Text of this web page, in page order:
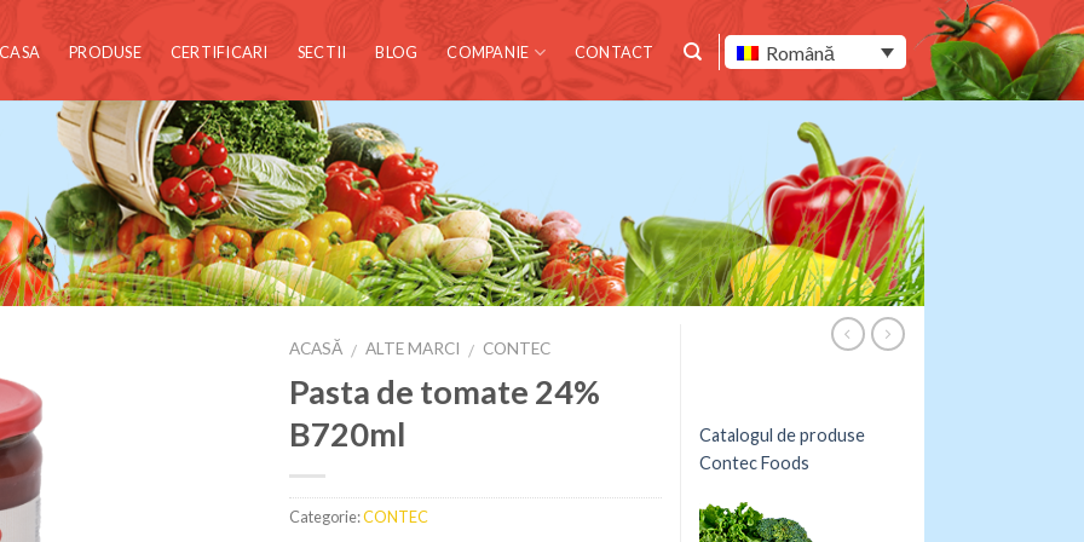
PRODUSE CERTIFICARI SECTII BLOG COMPANIE CONTACT Română
ACASĂ / ALTE MARCI / CONTEC
Pasta de tomate 24%
B720ml
Categorie:CONTEC
Catalogul de produse
Contec Foods